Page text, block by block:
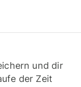
und dir
der Zeit